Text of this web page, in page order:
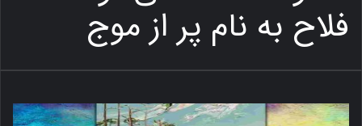
فلاح به نام پر از موج